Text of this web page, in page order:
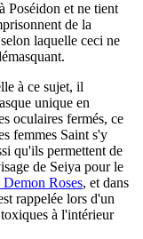
Poséidon et ne tient
de la
laquelle ceci ne
à ce sujet, il
unique en
oculaires fermés, ce
femmes Saint s'y
qu'ils permettent de
de Seiya pour le
Roses, et dans
rappelée lors d'un
à l'intérieur